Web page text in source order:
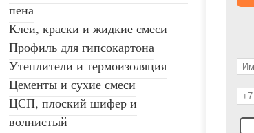
пена
Клеи, краски и жидкие смеси
Профиль для гипсокартона
Утеплители и термоизоляция
Цементы и сухие смеси
ЦСП, плоский шифер и
волнистый